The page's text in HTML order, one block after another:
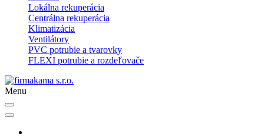
Lokálna rekuperácia
Centrálna rekuperácia
Klimatizácia
Ventilátory
PVC potrubie a tvarovky
FLEXI potrubie a rozdeľovače
Menu